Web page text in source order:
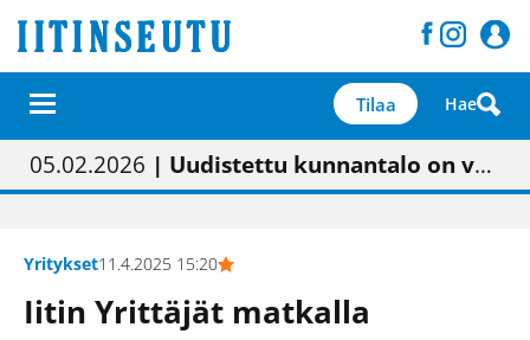
Tilaa Hae
01.02.2026 | Painon vaihtumisen pitäisi näkyä hieman parempana painojäljen laatuna lehdessä
05.02.2026 | Uudistettu kunnantalo on valoisa
23.04.2026 | “Olemme käynnistämässä uudelleen keskustavisiotyön”
09.05.2026| "Maalla on totuttu elämään omavaraisemmin kuin kaupungissa"
Yritykset11.4.2025 15:20
Iitin Yrittäjät matkalla